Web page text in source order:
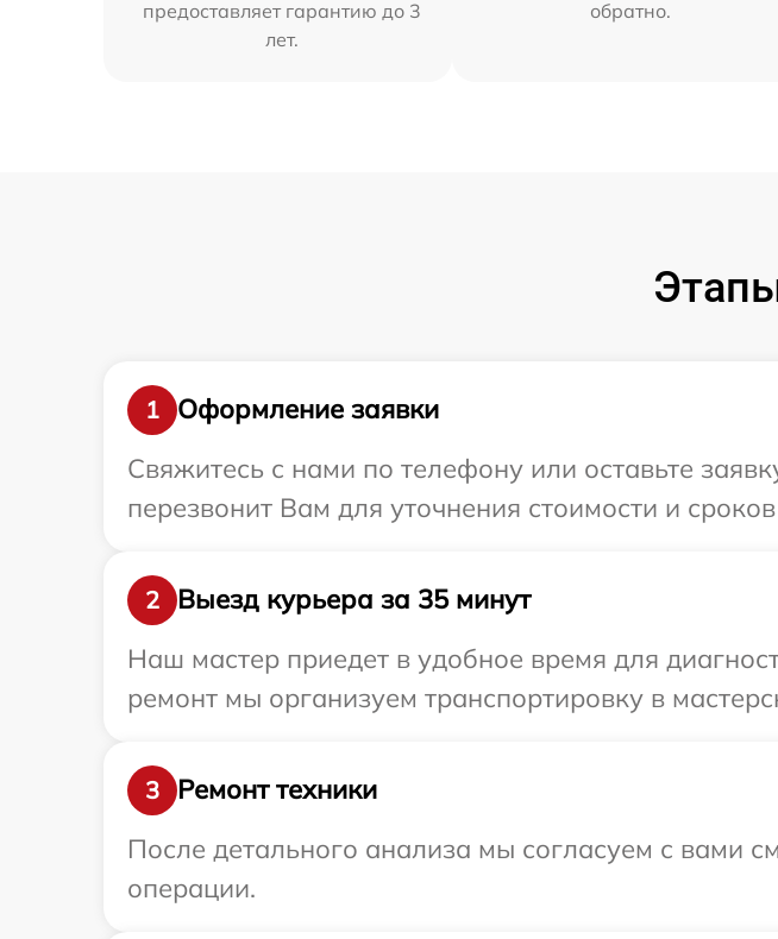
предоставляет гарантию до 3
лет.
обратно.
1
Оформление заявки
Свяжитесь с нами по телефону или оставьте
перезвонит Вам для уточнения стоимости и
2
Выезд курьера за 35 минут
Наш мастер приедет в удобное время для
ремонт мы организуем транспортировку в
3
Ремонт техники
После детального анализа мы согласуем с вами
операции.